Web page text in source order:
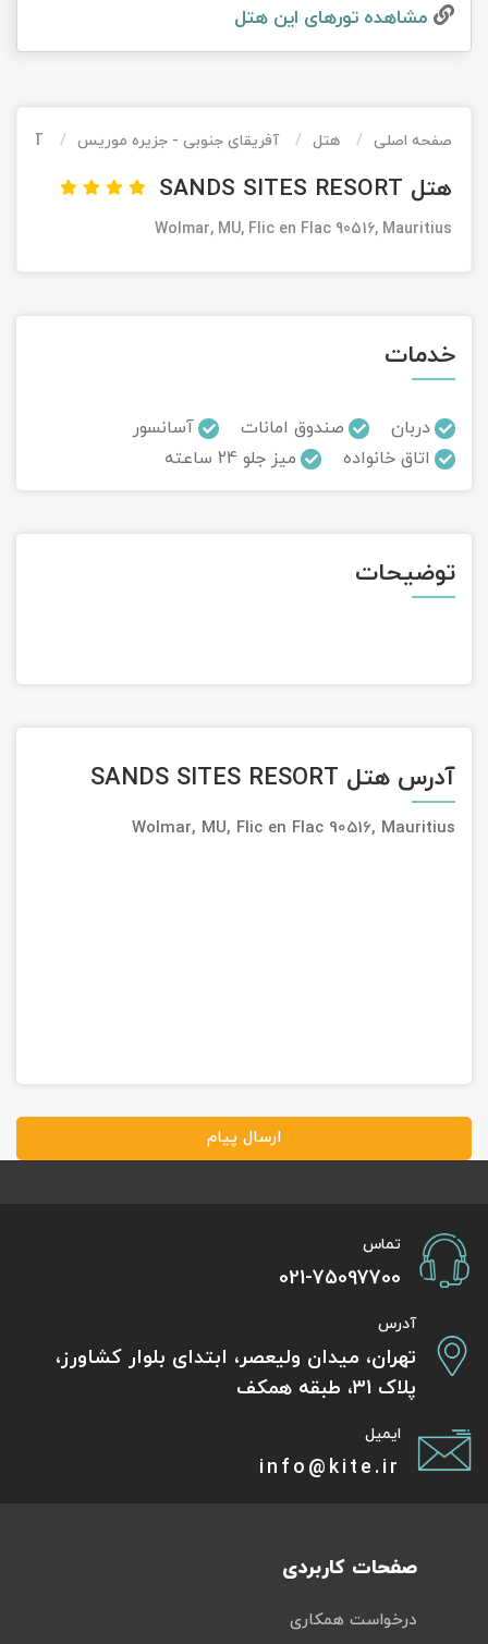
مشاهده تور‌های این هتل
صفحه اصلی هتل آفریقای جنوبی - جزیره موریس
هتل SANDS SITES RESORT
Wolmar, MU, Flic en Flac 90516, Mauritius
خدمات
دربان صندوق امانات
آسانسور
اتاق خانواده
میز جلو 24 ساعته
توضیحات
آدرس هتل SANDS SITES RESORT
Wolmar, MU, Flic en Flac 90516, Mauritius
ارسال پیام
تماس
021-75097700
آدرس
تهران، میدان ولیعصر، ابتدای بلوار کشاورز،
پلاک 31، طبقه همکف
ایمیل
info@kite.ir
صفحات کاربردی
درخواست همکاری
تور کویر کاراکال
تور کویر مصر
تور ماسوله
تور مرداب سراوان
تور گلستان
تور چابهار
تور کاشان
تور ترکمن صحرا
تور کیش از ساری
اقساطی
تور کیش از بندرعباس
اقساطی
تور قزاقستان اقساطی
تور زیارتی اقساطی